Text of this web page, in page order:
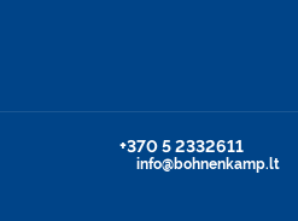
+370 5 2332611
info@bohnenkamp.lt